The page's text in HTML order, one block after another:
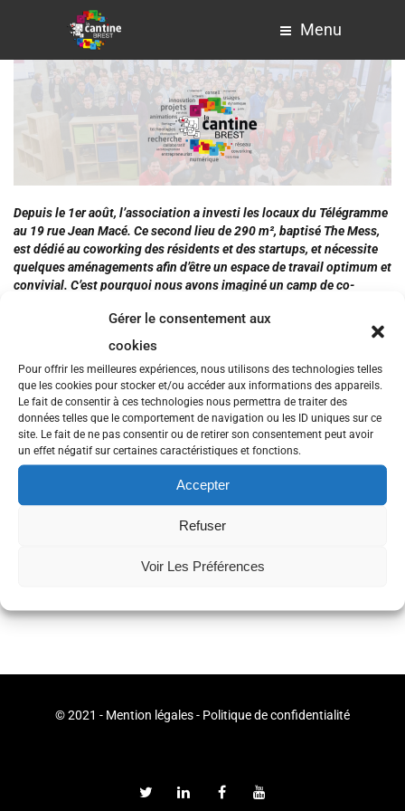
Gérer le consentement aux
cookies
Pour offrir les meilleures expériences, nous utilisons des technologies telles
que les cookies pour stocker et/ou accéder aux informations des appareils.
Le fait de consentir à ces technologies nous permettra de traiter des
données telles que le comportement de navigation ou les ID uniques sur ce
site. Le fait de ne pas consentir ou de retirer son consentement peut avoir
un effet négatif sur certaines caractéristiques et fonctions.
Accepter
Refuser
Voir Les Préférences
Menu
Depuis le 1er août, l’association a investi les locaux du Télégramme
au 19 rue Jean Macé. Ce second lieu de 290 m², baptisé The Mess,
est dédié au coworking des résidents et des startups, etnécessite
quelques aménagements afin d’être un espace de travail optimum et
convivial. C’est pourquoi nous avons imaginé un camp de co-
Afin de préparer ce camp, nous faisons appel à votre générosité.
Vous avez des meubles, des arduinos, des raspberry pi, des livres,
un babyfoot… (on peut rêver, non ?) et qui n’attendent que d’être
utilisés ?
Vous avez la possibilité de nous faire don ou prêt de ce matériel ?
Merci par avance de nous indiquer tout cela viace lien
Tags Appel À Don Brest Camp Coworking
© 2021 - Mention légales- Politique de confidentialité